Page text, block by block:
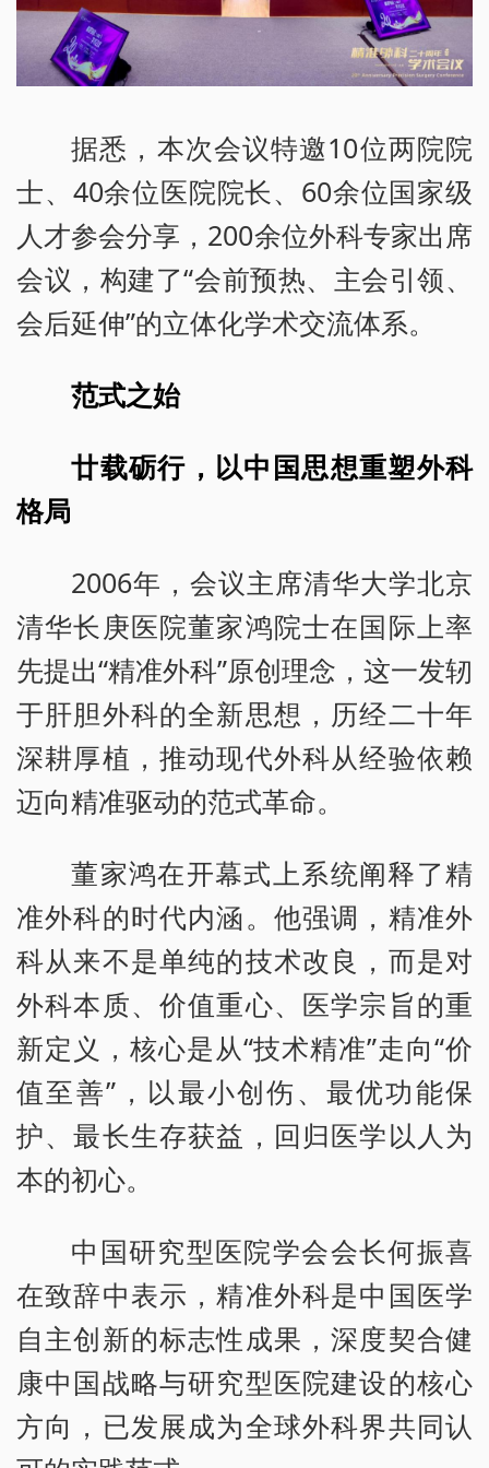
据悉，本次会议特邀10位两院院
士、40余位医院院长、60余位国家级
人才参会分享，200余位外科专家出席
会议，构建了“会前预热、主会引领、
会后延伸”的立体化学术交流体系。
范式之始
廿载砺行，以中国思想重塑外科
格局
2006年，会议主席清华大学北京
清华长庚医院董家鸿院士在国际上率
先提出“精准外科”原创理念，这一发轫
于肝胆外科的全新思想，历经二十年
深耕厚植，推动现代外科从经验依赖
迈向精准驱动的范式革命。
董家鸿在开幕式上系统阐释了精
准外科的时代内涵。他强调，精准外
科从来不是单纯的技术改良，而是对
外科本质、价值重心、医学宗旨的重
新定义，核心是从“技术精准”走向“价
值至善”，以最小创伤、最优功能保
护、最长生存获益，回归医学以人为
本的初心。
中国研究型医院学会会长何振喜
在致辞中表示，精准外科是中国医学
自主创新的标志性成果，深度契合健
康中国战略与研究型医院建设的核心
方向，已发展成为全球外科界共同认